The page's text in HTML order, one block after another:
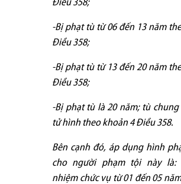
Điều 358;
-Bị phạt tù từ 06 đến 13 năm
Điều 358;
-Bị phạt tù từ 13 đến 20 năm
Điều 358;
-Bị phạt tù là 20 năm; tù
tử hình theo khoản 4 Điều 358.
Bên cạnh đó, áp dụng hình
cho người phạm tội này là:
nhiệm chức vụ từ 01 đến 05